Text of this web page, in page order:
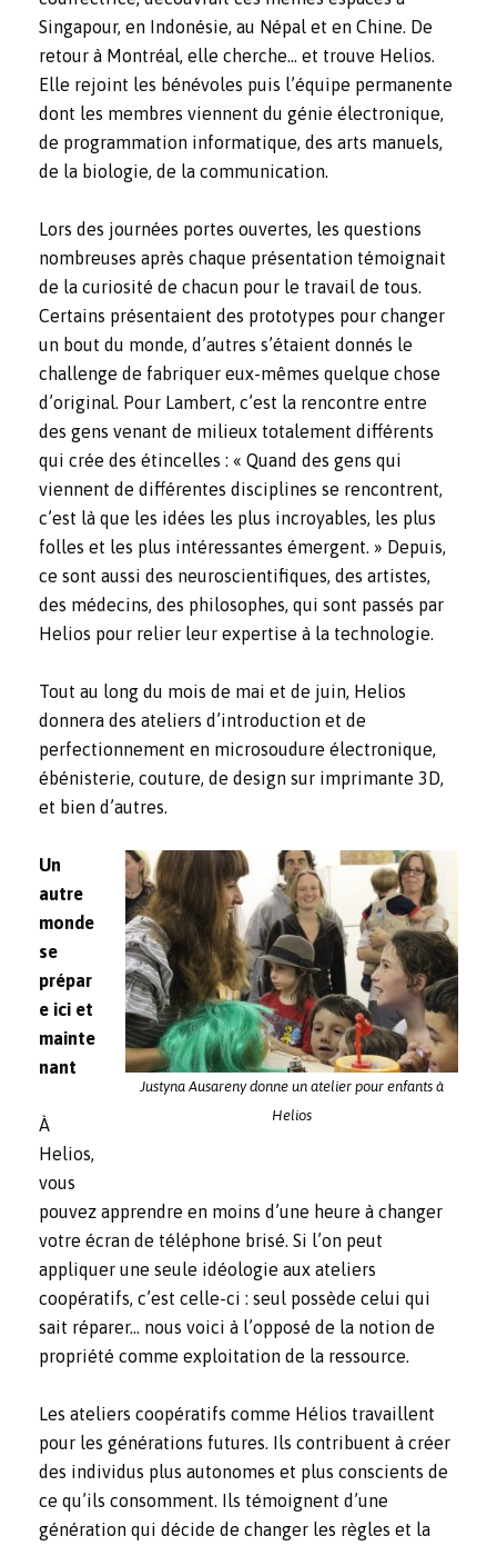
Singapour, en Indonésie, au Népal et en Chine. De
retour à Montréal, elle cherche… et trouve Helios.
Elle rejoint les bénévoles puis l’équipe permanente
dont les membres viennent du génie électronique,
de programmation informatique, des arts manuels,
de la biologie, de la communication.
Lors des journées portes ouvertes, les questions
nombreuses après chaque présentation témoignait
de la curiosité de chacun pour le travail de tous.
Certains présentaient des prototypes pour changer
un bout du monde, d’autres s’étaient donnés le
challenge de fabriquer eux-mêmes quelque chose
d’original. Pour Lambert, c’est la rencontre entre
des gens venant de milieux totalement différents
qui crée des étincelles : « Quand des gens qui
viennent de différentes disciplines se rencontrent,
c’est là que les idées les plus incroyables, les plus
folles et les plus intéressantes émergent. » Depuis,
ce sont aussi des neuroscientifiques, des artistes,
des médecins, des philosophes, qui sont passés par
Helios pour relier leur expertise à la technologie.
Tout au long du mois de mai et de juin, Helios
donnera des ateliers d’introduction et de
perfectionnement en microsoudure électronique,
ébénisterie, couture, de design sur imprimante 3D,
et bien d’autres.
Justyna Ausareny donne un atelier pour enfants à
Helios
Un
autre
monde
se
prépar
e ici et
mainte
nant
À
Helios,
vous
pouvez apprendre en moins d’une heure à changer
votre écran de téléphone brisé. Si l’on peut
appliquer une seule idéologie aux ateliers
coopératifs, c’est celle-ci : seul possède celui qui
sait réparer… nous voici à l’opposé de la notion de
propriété comme exploitation de la ressource.
Les ateliers coopératifs comme Hélios travaillent
pour les générations futures. Ils contribuent à créer
des individus plus autonomes et plus conscients de
ce qu’ils consomment. Ils témoignent d’une
génération qui décide de changer les règles et la